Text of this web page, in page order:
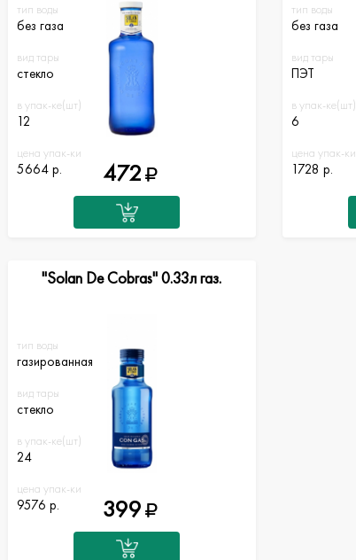
тип воды
без газа
вид тары
стекло
в упак-ке(шт)
12
цена упак-ки
5664 р. 472
тип воды
без газа
вид тары
ПЭТ
в упак-ке(шт)
6
цена упак-ки
1728 р.
тип воды
газированная
вид тары
стекло
в упак-ке(шт)
24
цена упак-ки
9576 р.
"Solan De Cobras" 0.33л газ.
399